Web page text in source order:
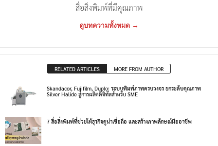
สื่อสิ่งพิมพ์ที่มีคุณภาพ
ดูบทความทั้งหมด →
RELATED ARTICLES MORE FROM AUTHOR
Skandacor, Fujifilm, Duplo: ระบบพิมพ์ภาพครบวงจร ยกระดับคุณภาพ
Silver Halide สู่การผลิตดิจิทัลสำหรับ SME
7 สื่อสิ่งพิมพ์ที่ช่วยให้ธุรกิจดูน่าเชื่อถือ และสร้างภาพลักษณ์มืออาชีพ